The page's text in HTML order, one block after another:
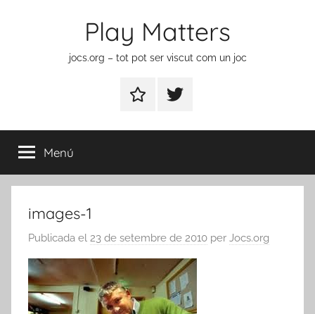
Play Matters
jocs.org – tot pot ser viscut com un joc
ContactarElement
menú
Menú
images-1
Publicada el 23 de setembre de 2010 per Jocs.org